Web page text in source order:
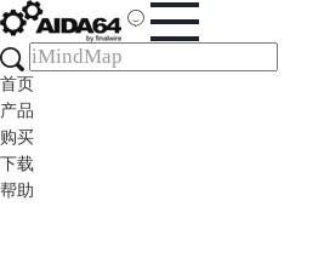
首页
产品
购买
下载
帮助